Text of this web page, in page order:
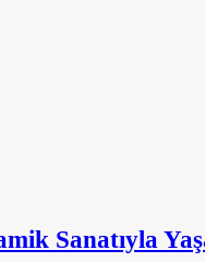
Sanatıyla